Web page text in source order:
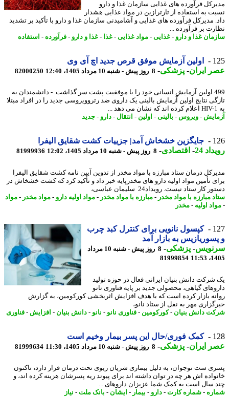
فرآورده های غذایی سازمان غذا و دارو
به استفاده از تارترازین در مواد غذایی هشدار
مدیرکل فرآورده های غذایی و آشامیدنی سازمان غذا و دارو با تأکید بر تشدید
بر فرآورده ...
غذا و دارو - غذایی- مواد غذایی- غذا-غذا و دارو - فرآورده- استفاده
اولین آزمایش موفق قرص جدید اچ آی وی
ایران- پزشکی-8 روز پیش - شنبه 10 مرداد 1405، 12:40 82000250
499 اولین آزمایش انسانی خود را با موفقیت پشت سر گذاشت. - دانشمندان به
نتایج اولین آزمایش بالینی یک داروی ضد رتروویروسی جدید را در افراد مبتلا
-ویروس -بالینی-اولین -انتقال-دارو - جدید
جایگزین خشخاش آمد| جزییات کشت شقایق الیفرا
24
-اقتصادی-8 روز پیش - شنبه 10 مرداد 1405، 12:02 81999936
درمان ستاد مبارزه با مواد مخدر از تدوین آیین نامه کشت شقایق الیفرا
تأمین مواد اولیه دارو های مخدرپایه خبر داد و تأکید کرد که کشت خشخاش در
کار ستاد نیست. رویداد24 سلیمان عباسی،
مبارزه با مواد مخدر-مبارزه با مواد مخدر-مواد اولیه دارو - مواد مخدر-مواد
اولیه -مخدر
کپسول نانویی برای کنترل کبد چرب
به بازار آمد
-پزشکی-
8 روز پیش - شنبه 10 مرداد
81999854
دانش بنیان ایرانی فعال در حوزه تولید
گیاهی، محصولی جدید بر پایه فناوری نانو
بازار کرده است که با هدف افزایش اثربخشی کورکومین، به گزارش
مهر به نقل از ستاد نانو،
دانش بنیان-کورکومین-فناوری نانو-نانو-دانش بنیان-افزایش -فناوری
کمک فوری/حال این پسر بیمار وخیم است
ایران- پزشکی-8 روز پیش - شنبه 10 مرداد 1405، 11:30 81999634
ست نوجوان، به دلیل بیماری شریان ریوی تحت درمان قرار دارد، تاکنون
اش هر چه در توان داشته اند برای پیوند ریه پسرشان هزینه کرده اند، و
سال است به کمک شما عزیزان داروهای ...
-شماره کارت- دارو - بیمار-ایشان-بانک ملت -نیاز